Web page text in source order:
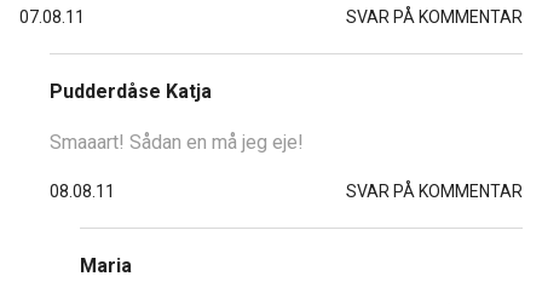
07.08.11 SVAR PÅ KOMMENTAR
Pudderdåse Katja
Smaaart! Sådan en må jeg eje!
08.08.11 SVAR PÅ KOMMENTAR
Maria